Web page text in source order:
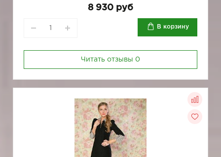
8 930 руб
В корзину
Читать отзывы 0